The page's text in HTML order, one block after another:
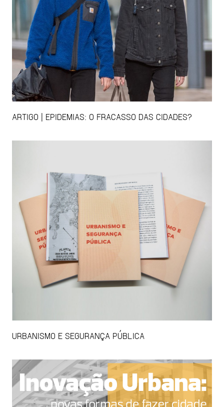
ARTIGO | EPIDEMIAS: O FRACASSO DAS CIDADES?
URBANISMO E SEGURANÇA PÚBLICA